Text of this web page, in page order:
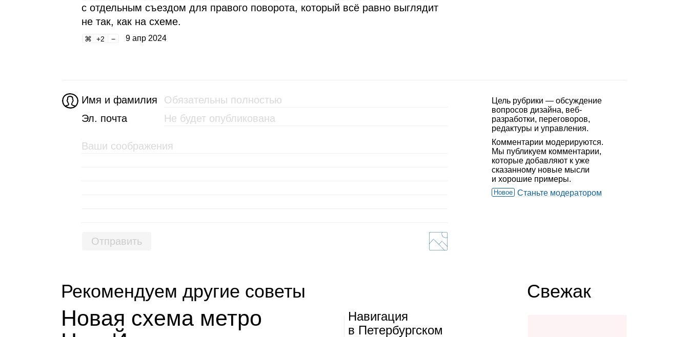
с отдельным съездом для правого поворота, который всё равно выглядит
не так, как на схеме.
2 9 апр 2024
Имя и фамилия
Эл. почта
Отправить
Цель рубрики — обсуждение
вопросов дизайна, веб-
разработки, переговоров,
редактуры и управления.
Комментарии модерируются.
Мы публикуем комментарии,
которые добавляют к уже
сказанному новые мысли
и хорошие примеры.
Новое Станьте модератором
Рекомендуем другие советы
Новая схема метро
Нави­га­ция
в Петер­бург­ском
Свежак